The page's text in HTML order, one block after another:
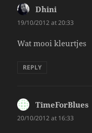
Dhini
19/10/2012 at 20:33
Wat mooi kleurtjes
REPLY
TimeForBlues
20/10/2012 at 16:33